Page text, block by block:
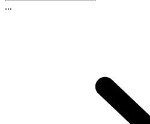
...